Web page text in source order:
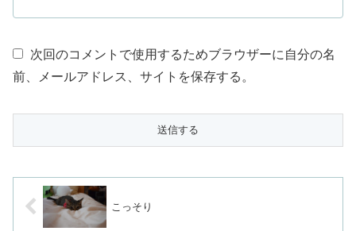
次回のコメントで使用するためブラウザーに自分の名
前、メールアドレス、サイトを保存する。
こっそり